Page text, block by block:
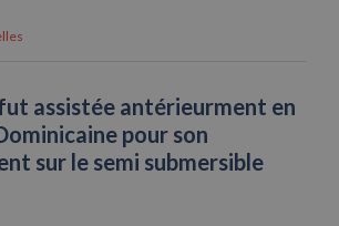
assistée antérieurment en
pour son
sur le semi submersible